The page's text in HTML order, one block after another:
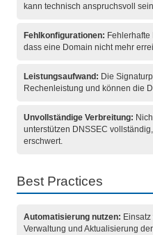
kann technisch anspruchsvoll sein.
Fehlkonfigurationen: Fehlerhafte
dass eine Domain nicht mehr
Leistungsaufwand: Die
Rechenleistung und können die
Unvollständige Verbreitung:
unterstützen DNSSEC
erschwert.
Best Practices
Automatisierung nutzen:
Verwaltung und Aktualisierung